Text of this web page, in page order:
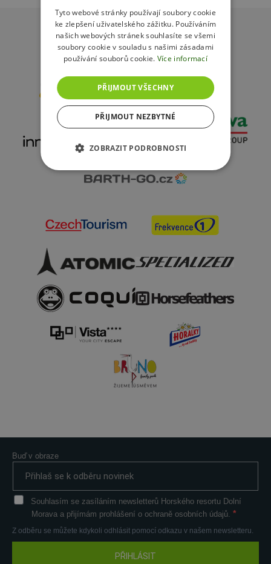
Partneři resortu
Buď v obraze
PŘIHLÁSIT
Souhlasím se zasíláním newsletterů Horského resortu Dolní
Morava a přijímám prohlášení o ochraně osobních údajů.
Z odběru se můžete kdykoli odhlásit pomocí odkazu v našem newsletteru.
POLISH
Tyto webové stránky používají soubory cookie
ke zlepšení uživatelského zážitku. Používáním
našich webových stránek souhlasíte se všemi
soubory cookie v souladu s našimi zásadami
používání souborů cookie. Více informací
PŘIJMOUT VŠECHNY
PŘIJMOUT NEZBYTNÉ
ZOBRAZIT PODROBNOSTI